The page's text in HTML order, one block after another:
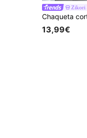
Zikori
13,99€